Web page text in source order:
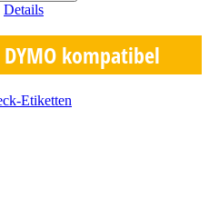
Details
DYMO kompatibel